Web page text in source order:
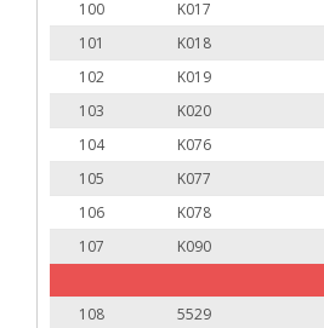
100
K017
101
K018
102
K019
103
K020
104
K076
105
K077
106
K078
107
K090
108 5529